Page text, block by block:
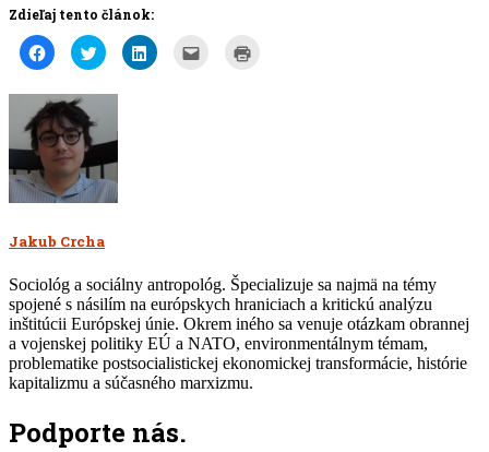
Zdieľaj tento článok:
Kliknite
pre
zdieľanie
Facebooku(Otvorí
sa
v
novom
okne)
Kliknite
pre
zdieľanie
v
okne)
Kliknite
pre
Kliknite
Jakub Crcha
Sociológ a sociálny antropológ. Špecializuje sa najmä na témy
spojené s násilím na európskych hraniciach a kritickú analýzu
inštitúcii Európskej únie. Okrem iného sa venuje otázkam obrannej
a vojenskej politiky EÚ a NATO, environmentálnym témam,
problematike postsocialistickej ekonomickej transformácie, histórie
kapitalizmu a súčasného marxizmu.
Podporte nás.